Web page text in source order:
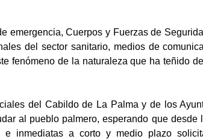
emergencia, Cuerpos y Fuerzas de
del sector sanitario, medios de
fenómeno de la naturaleza que ha teñido
del Cabildo de La Palma y de los
al pueblo palmero, esperando que desde
e inmediatas a corto y medio plazo